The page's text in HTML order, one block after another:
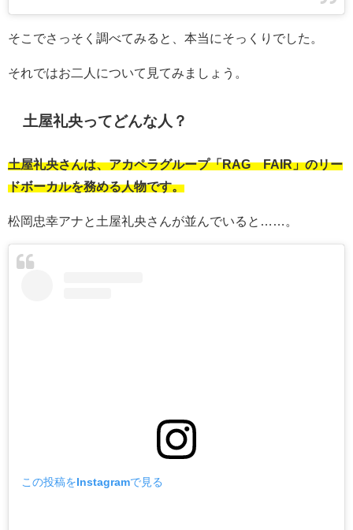
そこでさっそく調べてみると、本当にそっくりでした。
それではお二人について見てみましょう。
土屋礼央ってどんな人？
土屋礼央さんは、アカペラグループ「RAG FAIR」のリー
ドボーカルを務める人物です。
松岡忠幸アナと土屋礼央さんが並んでいると……。
この投稿をInstagramで見る